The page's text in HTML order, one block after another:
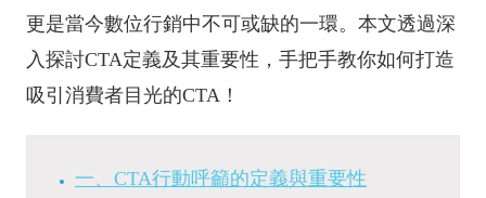
更是當今數位行銷中不可或缺的一環。本文透過深
入探討CTA定義及其重要性，手把手教你如何打造
吸引消費者目光的CTA！
一、CTA行動呼籲的定義與重要性